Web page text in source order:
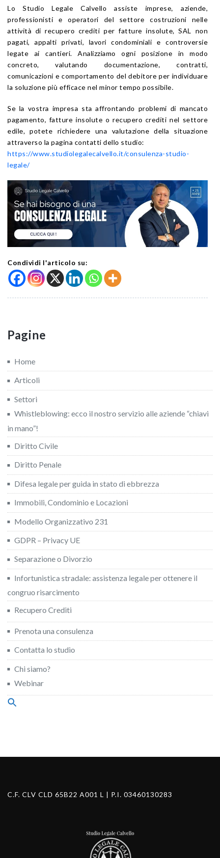
Lo Studio Legale Calvello assiste imprese, aziende,
professionisti e operatori del settore costruzioni nelle
attività di recupero crediti per fatture insolute, SAL non
pagati, appalti privati, lavori condominiali e controversie
legate ai cantieri. Analizziamo ogni posizione in modo
concreto, valutando documentazione, contratti,
comunicazioni e comportamento del debitore per individuare
la soluzione più efficace nel minor tempo possibile.
Se la vostra impresa sta affrontando problemi di mancato
pagamento, fatture insolute o recupero crediti nel settore
edile, potete richiedere una valutazione della situazione
attraverso la pagina contatti dello studio:
https://www.studiolegalecalvello.it/consulenza-studio-
legale/
Condividi l'articolo su:
Pagine
Home
Articoli
Settori
Whistleblowing: ecco il nostro servizio alle aziende “chiavi
in mano”!
Diritto Civile
Diritto Penale
Difesa legale per guida in stato di ebbrezza
Immobili, Condominio e Locazioni
Modello Organizzativo 231
GDPR – Privacy UE
Separazione o Divorzio
Infortunistica stradale: assistenza legale per ottenere il
congruo risarcimento
Recupero Crediti
Prenota una consulenza
Contatta lo studio
Chi siamo?
Webinar
Search
C.F. CLV CLD 65B22 A001 L | P.I. 03460130283